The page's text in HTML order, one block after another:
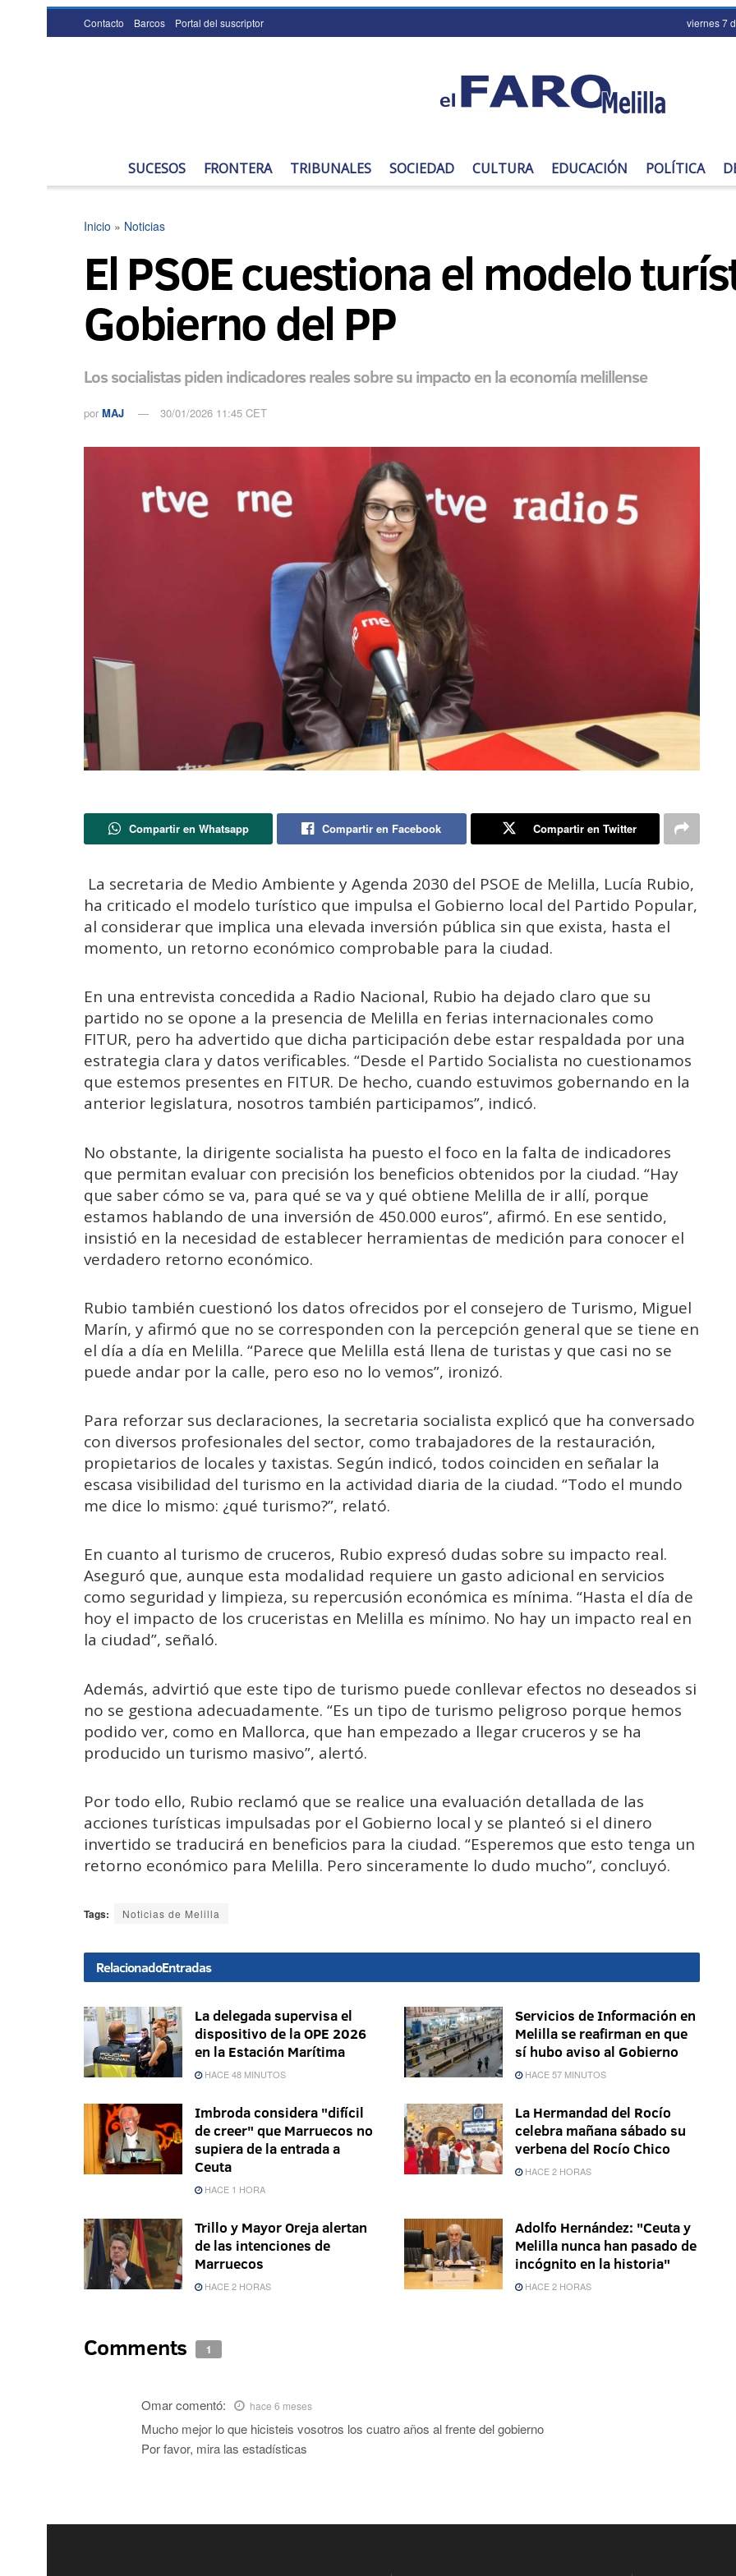
Contacto Barcos Portal del suscriptor viernes 7
SUCESOS FRONTERA TRIBUNALES SOCIEDAD CULTURA EDUCACIÓN POLÍTICA
Inicio » Noticias
El PSOE cuestiona el modelo
Gobierno del PP
Los socialistas piden indicadores reales sobre su impacto en la economía melillense
por MAJ 30/01/2026 11:45 CET
Compartir en Whatsapp Compartir en Facebook Compartir en Twitter
La secretaria de Medio Ambiente y Agenda 2030 del PSOE de Melilla, Lucía Rubio,
ha criticado el modelo turístico que impulsa el Gobierno local del Partido Popular,
al considerar que implica una elevada inversión pública sin que exista, hasta el
momento, un retorno económico comprobable para la ciudad.
En una entrevista concedida a Radio Nacional, Rubio ha dejado claro que su
partido no se opone a la presencia de Melilla en ferias internacionales como
FITUR, pero ha advertido que dicha participación debe estar respaldada por una
estrategia clara y datos verificables. “Desde el Partido Socialista no cuestionamos
que estemos presentes en FITUR. De hecho, cuando estuvimos gobernando en la
anterior legislatura, nosotros también participamos”, indicó.
No obstante, la dirigente socialista ha puesto el foco en la falta de indicadores
que permitan evaluar con precisión los beneficios obtenidos por la ciudad. “Hay
que saber cómo se va, para qué se va y qué obtiene Melilla de ir allí, porque
estamos hablando de una inversión de 450.000 euros”, afirmó. En ese sentido,
insistió en la necesidad de establecer herramientas de medición para conocer el
verdadero retorno económico.
Rubio también cuestionó los datos ofrecidos por el consejero de Turismo, Miguel
Marín, y afirmó que no se corresponden con la percepción general que se tiene en
el día a día en Melilla. “Parece que Melilla está llena de turistas y que casi no se
puede andar por la calle, pero eso no lo vemos”, ironizó.
Para reforzar sus declaraciones, la secretaria socialista explicó que ha conversado
con diversos profesionales del sector, como trabajadores de la restauración,
propietarios de locales y taxistas. Según indicó, todos coinciden en señalar la
escasa visibilidad del turismo en la actividad diaria de la ciudad. “Todo el mundo
me dice lo mismo: ¿qué turismo?”, relató.
En cuanto al turismo de cruceros, Rubio expresó dudas sobre su impacto real.
Aseguró que, aunque esta modalidad requiere un gasto adicional en servicios
como seguridad y limpieza, su repercusión económica es mínima. “Hasta el día de
hoy el impacto de los cruceristas en Melilla es mínimo. No hay un impacto real en
la ciudad”, señaló.
Además, advirtió que este tipo de turismo puede conllevar efectos no deseados si
no se gestiona adecuadamente. “Es un tipo de turismo peligroso porque hemos
podido ver, como en Mallorca, que han empezado a llegar cruceros y se ha
producido un turismo masivo”, alertó.
Por todo ello, Rubio reclamó que se realice una evaluación detallada de las
acciones turísticas impulsadas por el Gobierno local y se planteó si el dinero
invertido se traducirá en beneficios para la ciudad. “Esperemos que esto tenga un
retorno económico para Melilla. Pero sinceramente lo dudo mucho”, concluyó.
Tags: Noticias de Melilla
RelacionadoEntradas
La delegada supervisa el
dispositivo de la OPE 2026
en la Estación Marítima
HACE 48 MINUTOS
Servicios de Información en
Melilla se reafirman en que
sí hubo aviso al Gobierno
HACE 57 MINUTOS
Imbroda considera "difícil
de creer" que Marruecos no
supiera de la entrada a
Ceuta
HACE 1 HORA
La Hermandad del Rocío
celebra mañana sábado su
verbena del Rocío Chico
HACE 2 HORAS
Trillo y Mayor Oreja alertan
de las intenciones de
Marruecos
HACE 2 HORAS
Adolfo Hernández: "Ceuta y
Melilla nunca han pasado de
incógnito en la historia"
HACE 2 HORAS
Comments 1
Omarcomentó: hace 6 meses
Mucho mejor lo que hicisteis vosotros los cuatro años al frente del gobierno
Por favor, mira las estadísticas